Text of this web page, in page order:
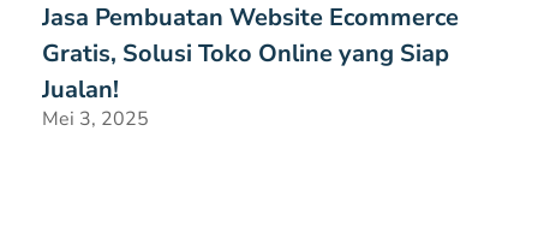
Jasa Pembuatan Website Ecommerce
Gratis, Solusi Toko Online yang Siap
Jualan!
Mei 3, 2025